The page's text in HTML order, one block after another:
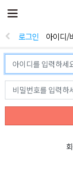
전
체
뉴
열
로그인 아이디/